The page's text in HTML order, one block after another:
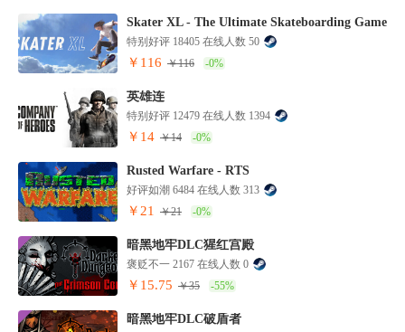
Skater XL - The Ultimate Skateboarding Game
特别好评 18405 在线人数 50
￥116 ￥116 -0%
英雄连
特别好评 12479 在线人数 1394
￥14 ￥14 -0%
Rusted Warfare - RTS
好评如潮 6484 在线人数 313
￥21 ￥21 -0%
暗黑地牢DLC猩红宫殿
褒贬不一 2167 在线人数 0
￥15.75 ￥35 -55%
暗黑地牢DLC破盾者